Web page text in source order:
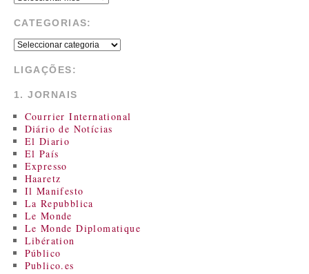
CATEGORIAS:
LIGAÇÕES:
1. JORNAIS
Courrier International
Diário de Notícias
El Diario
El País
Expresso
Haaretz
Il Manifesto
La Repubblica
Le Monde
Le Monde Diplomatique
Libération
Público
Publico.es